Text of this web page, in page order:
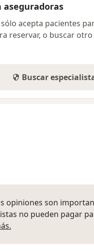
aseguradoras
acepta pacientes
reservar, o buscar
Buscar
opiniones son
no pueden pagar